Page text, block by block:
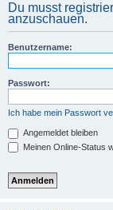
Du musst
anzuschauen.
Benutzername:
Passwort:
Ich habe mein Passwort
Angemeldet bleiben
Meinen Online-Status